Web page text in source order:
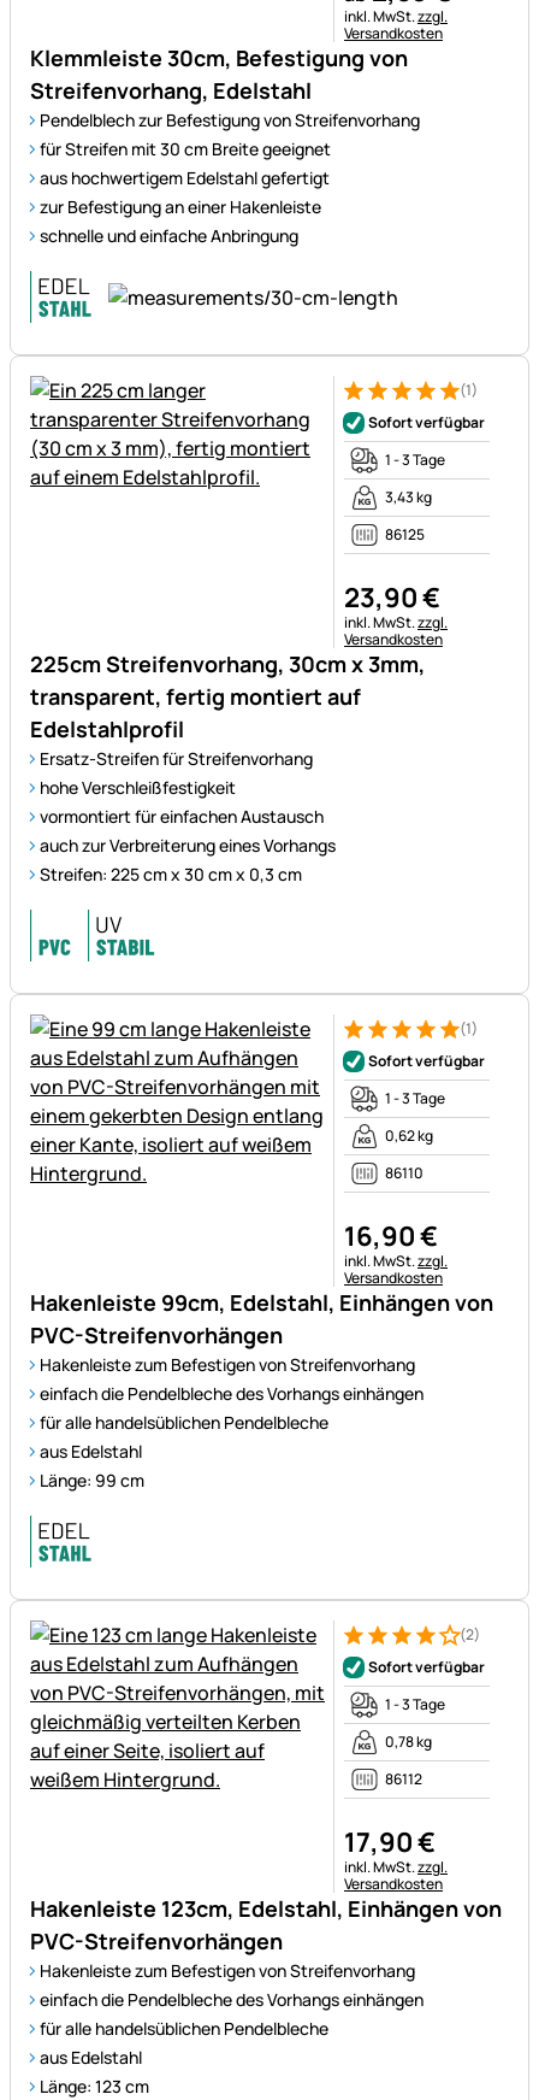
Klemmleiste 30cm, Befestigung von
Streifenvorhang, Edelstahl
Pendelblech zur Befestigung von Streifenvorhang
für Streifen mit 30 cm Breite geeignet
aus hochwertigem Edelstahl gefertigt
zur Befestigung an einer Hakenleiste
schnelle und einfache Anbringung
Steuerhinweis:
inkl. MwSt.zzgl.
Versandkosten
225cm Streifenvorhang, 30cm x 3mm,
transparent, fertig montiert auf
Edelstahlprofil
Ersatz-Streifen für Streifenvorhang
hohe Verschleißfestigkeit
vormontiert für einfachen Austausch
auch zur Verbreiterung eines Vorhangs
Streifen: 225 cm x 30 cm x 0,3 cm
Bewertung: 5 von 5 (1
1 Bewertung
(1)
Sofort verfügbar
1 - 3 Tage
3,43 kg
86125
23,90€
Steuerhinweis:
inkl. MwSt.zzgl.
Versandkosten
Hakenleiste 99cm, Edelstahl, Einhängen von
PVC-Streifenvorhängen
Hakenleiste zum Befestigen von Streifenvorhang
einfach die Pendelbleche des Vorhangs einhängen
für alle handelsüblichen Pendelbleche
aus Edelstahl
Länge: 99 cm
Bewertung: 5 von 5 (1
1 Bewertung
(1)
Sofort verfügbar
1 - 3 Tage
0,62 kg
86110
16,90€
Steuerhinweis:
inkl. MwSt.zzgl.
Versandkosten
Hakenleiste 123cm, Edelstahl, Einhängen von
PVC-Streifenvorhängen
Hakenleiste zum Befestigen von Streifenvorhang
einfach die Pendelbleche des Vorhangs einhängen
für alle handelsüblichen Pendelbleche
aus Edelstahl
Länge: 123 cm
Bewertung: 4 von 5 (2
2 Bewertungen
(2)
Sofort verfügbar
1 - 3 Tage
0,78 kg
86112
17,90€
Steuerhinweis:
inkl. MwSt.zzgl.
Versandkosten